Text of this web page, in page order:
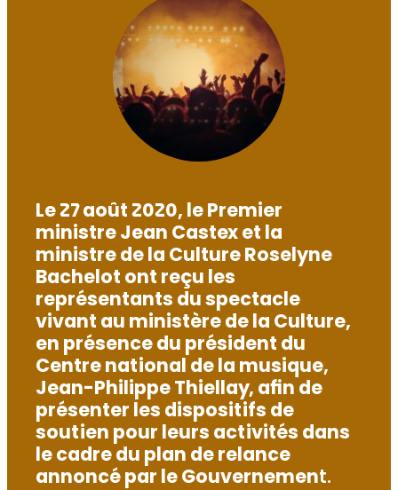
Le 27 août 2020, le Premier
ministre Jean Castex et la
ministre de la Culture Roselyne
Bachelot ont reçu les
représentants du spectacle
vivant au ministère de la Culture,
en présence du président du
Centre national de la musique,
Jean-Philippe Thiellay, afin de
présenter les dispositifs de
soutien pour leurs activités dans
le cadre du plan de relance
annoncé par le Gouvernement.